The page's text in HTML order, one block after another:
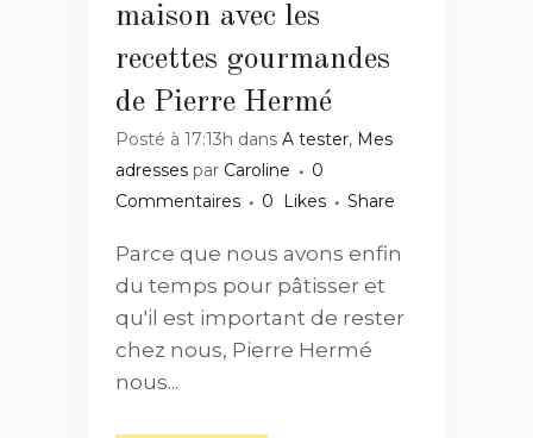
maison avec les
recettes gourmandes
de Pierre Hermé
Posté à 17:13h dans A tester, Mes
adresses par Caroline
0
Commentaires
0 Likes Share
Parce que nous avons enfin
du temps pour pâtisser et
qu'il est important de rester
chez nous, Pierre Hermé
nous...